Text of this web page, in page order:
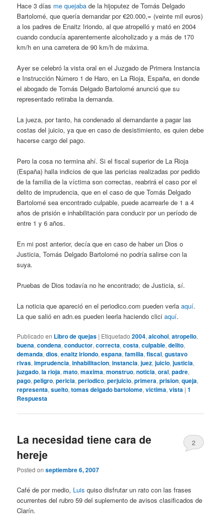
Hace 3 días me quejaba de la hijoputez de Tomás Delgado
Bartolomé, que quería demandar por €20.000,= (veinte mil euros)
a los padres de Enaitz Iriondo, al que atropelló y mató en 2004
cuando conducía aparentemente alcoholizado y a más de 170
km/h en una carretera de 90 km/h de máxima.
Ayer se celebró la vista oral en el Juzgado de Primera Instancia
e Instrucción Número 1 de Haro, en La Rioja, España, en donde
el abogado de Tomás Delgado Bartolomé anunció que su
representado retiraba la demanda.
La jueza, por tanto, ha condenado al demandante a pagar las
costas del juicio, ya que en caso de desistimiento, es quien debe
hacerse cargo del pago.
Pero la cosa no termina ahí. Si el fiscal superior de La Rioja
(España) halla indicios de que las pericias realizadas por pedido
de la familia de la víctima son correctas, reabrirá el caso por el
delito de imprudencia, que en el caso de que Tomás Delgado
Bartolomé sea encontrado culpable, puede acarrearle de 1 a 4
años de prisión e inhabilitación para conducir por un período de
entre 1 y 6 años.
En mi post anterior, decía que en caso de haber un Dios o
Justicia, Tomás Delgado Bartolomé no podría salirse con la
suya.
Pruebas de Dios todavía no he encontrado; de Justicia, sí.
La noticia que apareció en el periodico.com pueden verlaaquí.
La que salió en adn.es pueden leerla haciendo cliciaquí.
Publicado en Libro de quejas | Etiquetado 2004,alcohol,atropello,
buena,condena,conductor,correcta,costa,culpable,delito,
demanda,dios,enaitz iriondo,espana,familia,fiscal,gustavo
rivas,imprudencia,inhabilitacion,instancia,juez,juicio,justicia,
juzgado,la rioja,mato,maxima,monstruo,noticia,oral,padre,
pago,peligro,pericia,periodico,perjuicio,primera,prision,queja,
representa,suelto,tomas delgado bartolome,victima,vista |1
Respuesta
La necesidad tiene cara de
hereje
Posted onseptiembre 6, 2007
2
Café de por medio, Luis quiso disfrutar un rato con las frases
ocurrentes del rubro 59 del suplemento de avisos clasificados de
Clarín.